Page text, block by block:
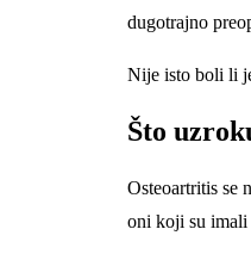
dugotrajno
Nije isto boli li
Što
Osteoartritis se
oni koji su imali